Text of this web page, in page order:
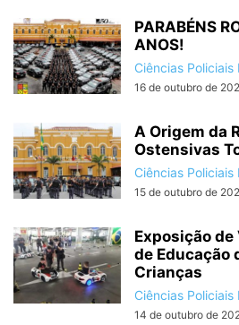
PARABÉNS
ANOS!
Ciências Policiais
16 de outubro de
A Origem da
Ostensivas
Ciências Policiais
15 de outubro de
Exposição
de Educação
Crianças
Ciências Policiais
14 de outubro de